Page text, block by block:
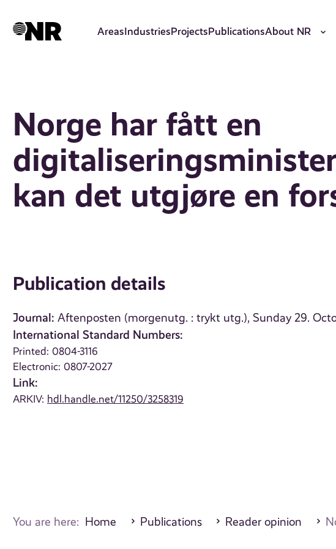
AreasIndustriesProjectsPublicationsAbout NR
Norge har fått en
kan det utgjøre en
Publication details
Journal: Aftenposten (morgenutg. : trykt utg.), Sunday 29.
International Standard Numbers:
Printed: 0804-3116
Electronic: 0807-2027
Link:
ARKIV: hdl.handle.net/11250/3258319
You are here: Home Publications Reader opinion